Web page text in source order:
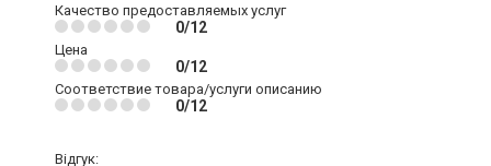
Качество предоставляемых услуг
0/12
Цена
0/12
Соответствие товара/услуги описанию
0/12
Відгук: